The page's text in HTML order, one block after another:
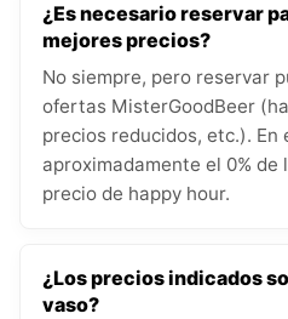
¿Es necesario reservar
mejores precios?
No siempre, pero reservar
ofertas MisterGoodBeer
precios reducidos, etc.). En
aproximadamente el 0% de
precio de happy hour.
¿Los precios indicados
vaso?